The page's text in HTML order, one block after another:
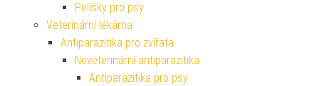
Pelíšky pro psy
Veterinární lékárna
Antiparazitika pro zvířata
Neveterinární antiparazitika
Antiparazitika pro psy